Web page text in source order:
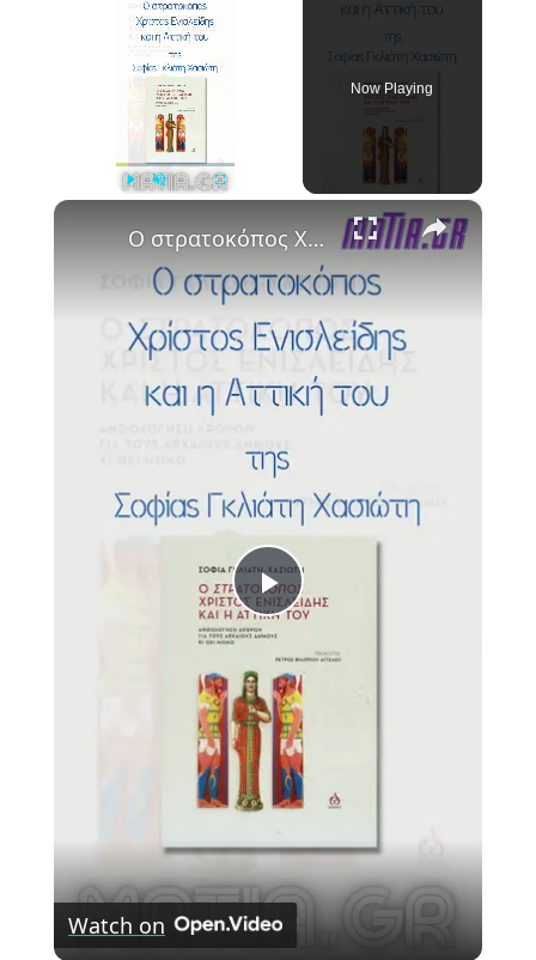
Now Playing
×
Play
Video
Ο στρατοκόπος Χρίστος Ενισλείδης και η Αττική του, Σοφία Γκλιάτη Χασιώτη
Watch on